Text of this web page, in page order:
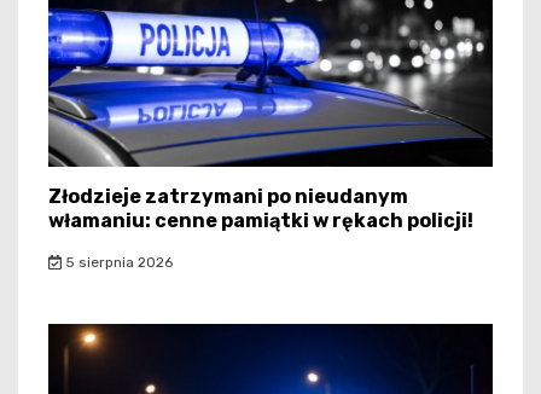
Złodzieje zatrzymani po nieudanym
włamaniu: cenne pamiątki w rękach policji!
5 sierpnia 2026